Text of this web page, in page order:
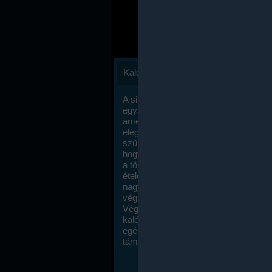
Kalóriaszámlálás
A sikeres fogyás titka valójában igen
egyszerű: égess több energiát, mint
amennyit beviszel. Természetesen
elég nagy fegyelemre és akaraterőre
szükség, de meglepődve fogod
hogy a kalóriaszámolás mennyire
a többi diétához képest. Itt nincsenek
ételek és a megengedett kalóriabevitelt
nagymértékben növelheted ha
végzel.
Végül, de nem utolsó sorban, a
kalóriaszámolás módszerét a legtöbb
egészségügyi szakorvos ajánlja és
támogatja.